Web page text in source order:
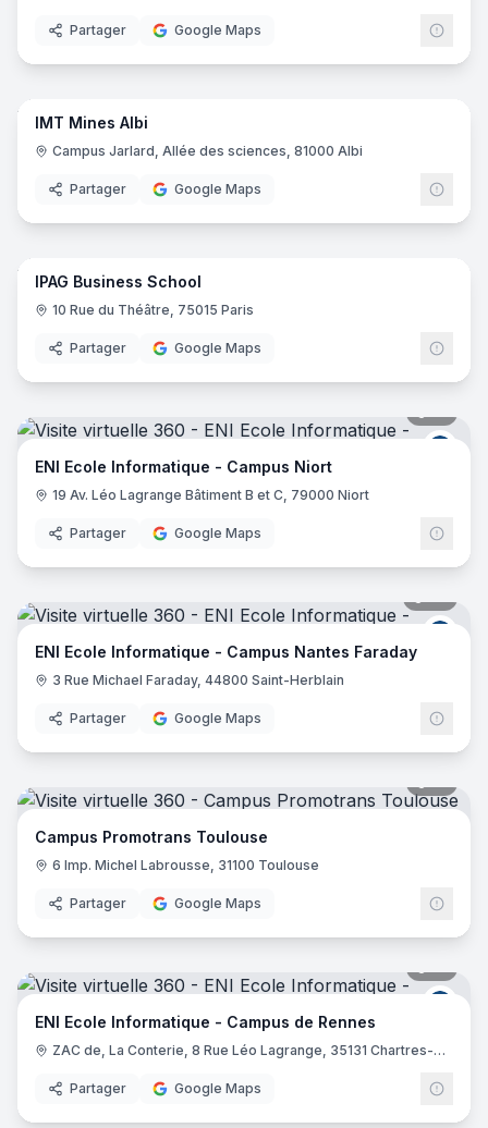
Partager Google Maps
80
IMT Mines Albi
Campus Jarlard, Allée des sciences, 81000 Albi
Partager Google Maps
60
IPAG Business School
10 Rue du Théâtre, 75015 Paris
Partager Google Maps
ENI
ENI Ecole Informatique - Campus Niort
19 Av. Léo Lagrange Bâtiment B et C, 79000 Niort
Partager Google Maps
ENI
ENI Ecole Informatique - Campus Nantes Faraday
3 Rue Michael Faraday, 44800 Saint-Herblain
Partager Google Maps
Campus Promotrans Toulouse
6 Imp. Michel Labrousse, 31100 Toulouse
Partager Google Maps
ENI
ENI Ecole Informatique - Campus de Rennes
ZAC de, La Conterie, 8 Rue Léo Lagrange, 35131 Chartres-de-Bretagne
Partager Google Maps